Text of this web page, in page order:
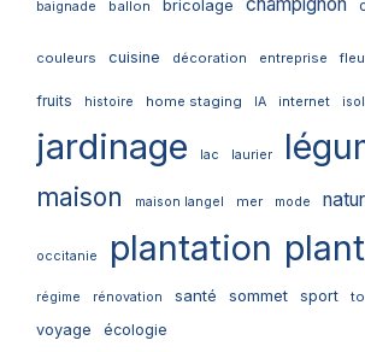
baignade ballon bricolage
couleurs cuisine décoration entreprise
fruits histoire home staging IA internet
jardinage lac laurier
maison maison langel mer mode
occitanie plantation
régime rénovation santé sommet sport
voyage écologie